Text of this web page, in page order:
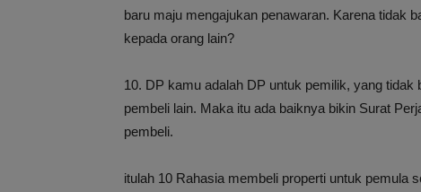
baru maju mengajukan penawaran. Karena tidak
kepada orang lain?
10. DP kamu adalah DP untuk pemilik, yang
pembeli lain. Maka itu ada baiknya bikin Surat
pembeli.
itulah 10 Rahasia membeli properti untuk pemula